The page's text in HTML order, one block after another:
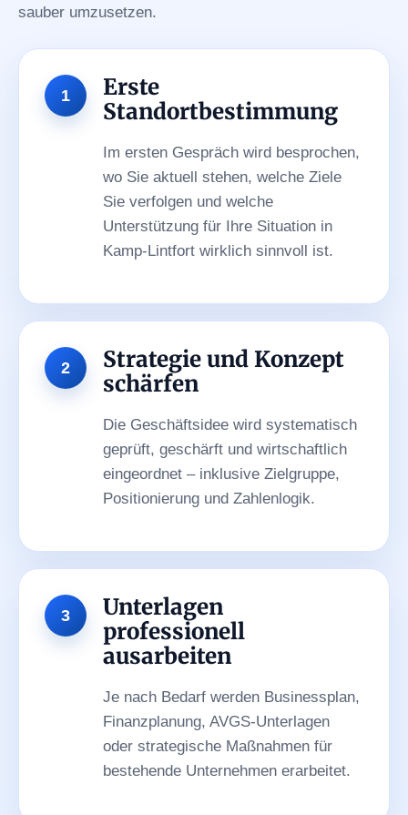
sauber umzusetzen.
Erste
Standortbestimmung
Im ersten Gespräch wird besprochen,
wo Sie aktuell stehen, welche Ziele
Sie verfolgen und welche
Unterstützung für Ihre Situation in
Kamp-Lintfort wirklich sinnvoll ist.
Strategie und Konzept
schärfen
Die Geschäftsidee wird systematisch
geprüft, geschärft und wirtschaftlich
eingeordnet – inklusive Zielgruppe,
Positionierung und Zahlenlogik.
Unterlagen
professionell
ausarbeiten
Je nach Bedarf werden Businessplan,
Finanzplanung, AVGS-Unterlagen
oder strategische Maßnahmen für
bestehende Unternehmen erarbeitet.